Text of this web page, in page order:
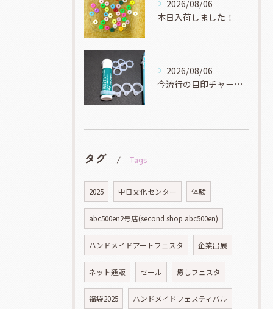
2026/08/06
本日入荷しました！
2026/08/06
今流行の目印チャーム！
タグ Tags
2025 中日文化センター 体験
abc500en2号店(second shop abc500en)
ハンドメイドアートフェスタ 企業出展
ネット通販 セール 癒しフェスタ
福袋2025 ハンドメイドフェスティバル